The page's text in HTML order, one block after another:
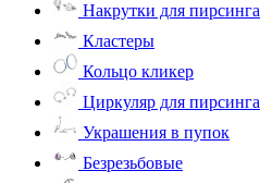
Накрутки для пирсинга
Кластеры
Кольцо кликер
Циркуляр для пирсинга
Украшения в пупок
Безрезьбовые